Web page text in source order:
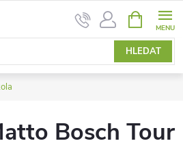
HLEDAT
NÁKUPNÍ
KOŠÍK
Bosch Tour